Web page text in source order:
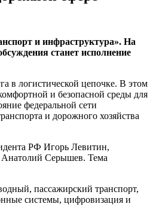
и инфраструктура». На
станет исполнение
в логистической цепочке. В этом
и безопасной среды для
федеральной сети
и дорожного хозяйства
РФ Игорь Левитин,
Анатолий Серышев. Тема
пассажирский транспорт,
системы, цифровизация и